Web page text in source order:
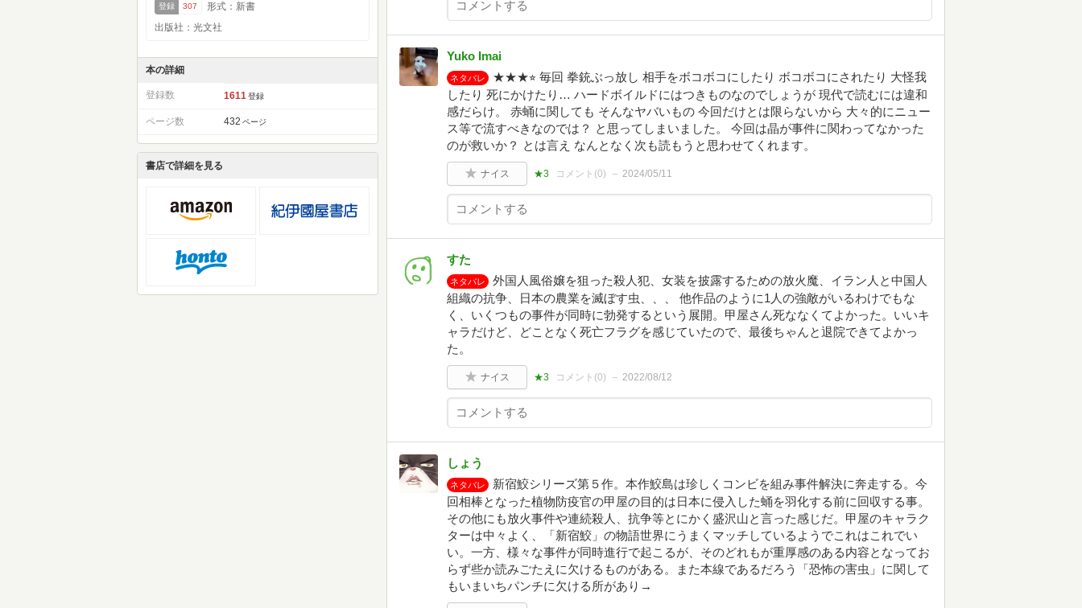
登録 307
形式：新書
出版社：光文社
本の詳細
登録数 1611 登録
ページ数 432 ページ
書店で詳細を見る
Yuko Imai
ネタバレ
★★★⭐︎ 毎回 拳銃ぶっ放し 相手をボコボコにしたり ボコボコにされたり 大怪我
したり 死にかけたり… ハードボイルドにはつきものなのでしょうが 現代で読むには違和
感だらけ。 赤蛹に関しても そんなヤバいもの 今回だけとは限らないから 大々的にニュー
ス等で流すべきなのでは？ と思ってしまいました。 今回は晶が事件に関わってなかった
のが救いか？ とは言え なんとなく次も読もうと思わせてくれます。
ナイス ★3 コメント(0) 2024/05/11
すた
ネタバレ
外国人風俗嬢を狙った殺人犯、女装を披露するための放火魔、イラン人と中国人
組織の抗争、日本の農業を滅ぼす虫、、、 他作品のように1人の強敵がいるわけでもな
く、いくつもの事件が同時に勃発するという展開。甲屋さん死ななくてよかった。いいキ
ャラだけど、どことなく死亡フラグを感じていたので、最後ちゃんと退院できてよかっ
た。
ナイス ★3 コメント(0) 2022/08/12
しょう
ネタバレ
新宿鮫シリーズ第５作。本作鮫島は珍しくコンビを組み事件解決に奔走する。今
回相棒となった植物防疫官の甲屋の目的は日本に侵入した蛹を羽化する前に回収する事。
その他にも放火事件や連続殺人、抗争等とにかく盛沢山と言った感じだ。甲屋のキャラク
ターは中々よく、「新宿鮫」の物語世界にうまくマッチしているようでこれはこれでい
い。一方、様々な事件が同時進行で起こるが、そのどれもが重厚感のある内容となってお
らず些か読みごたえに欠けるものがある。また本線であるだろう「恐怖の害虫」に関して
もいまいちパンチに欠ける所があり→